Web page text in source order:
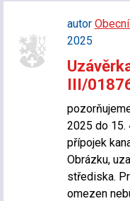
autor
2025
III/
2025 do 15.
přípojek
Obrázku,
střediska.
omezen